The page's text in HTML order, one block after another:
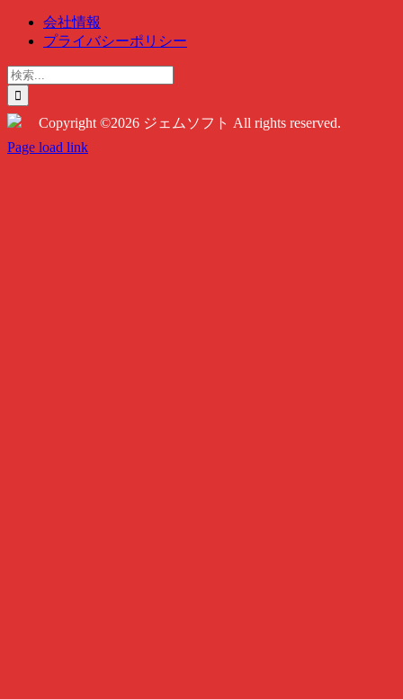
会社情報
プライバシーポリシー
検
索
…
Copyright ©2026 ジェムソフト All rights reserved.
Twitter
Instagram
Facebook
Page load link